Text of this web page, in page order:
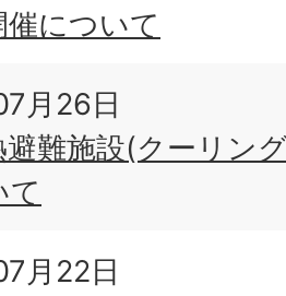
について
月26日
避難施設(クーリン
て
月22日